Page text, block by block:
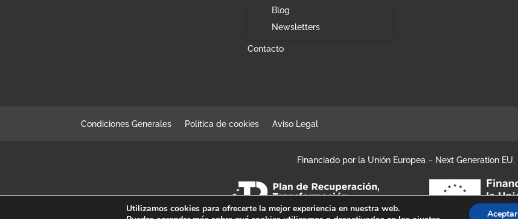
Blog
Newsletters
Contacto
Condiciones Generales Política de cookies Aviso Legal
Financiado por la Unión Europea – Next Generation EU.
Utilizamos cookies para ofrecerte la mejor experiencia en nuestra web.
Aceptar